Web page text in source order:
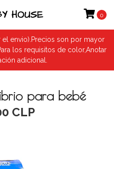
el envio).Precios son por mayor
los requisitos de color,Anotar
adicional.
HOUSE 0
para bebé
CLP